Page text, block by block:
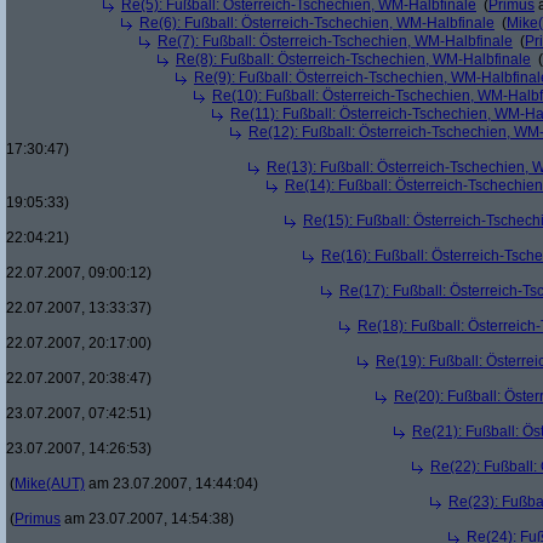
Re(5): Fußball: Österreich-Tschechien, WM-Halbfinale (Primus
Re(6): Fußball: Österreich-Tschechien, WM-Halbfinale (
Re(7): Fußball: Österreich-Tschechien, WM-Halbfinale (
Re(8): Fußball: Österreich-Tschechien, WM-Halbfinale (
Re(9): Fußball: Österreich-Tschechien, WM-
Re(10): Fußball: Österreich-Tschechien, WM-
Re(11): Fußball: Österreich-Tschechien, WM-
Re(12): Fußball: Österreich-Tschechien,
17:30:47)
Re(13): Fußball: Österreich-Tschechien,
Re(14): Fußball: Österreich-
19:05:33)
Re(15): Fußball: Österreich-
22:04:21)
Re(16): Fußball: Österreich-
22.07.2007, 09:00:12)
Re(17): Fußball: Österreich-
22.07.2007, 13:33:37)
Re(18): Fußball:
22.07.2007, 20:17:00)
Re(19): Fußball:
22.07.2007, 20:38:47)
Re(20): Fußball:
23.07.2007, 07:42:51)
Re(21): Fußball:
23.07.2007, 14:26:53)
Re(22): Fußball:
(Mike(AUT) am 23.07.2007, 14:44:04)
Re(23):
(Primus am 23.07.2007, 14:54:38)
Re(24):